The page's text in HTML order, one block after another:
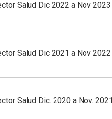
Salud Dic 2022 a Nov 2023
Salud Dic 2021 a Nov 2022
Salud Dic. 2020 a Nov. 2021